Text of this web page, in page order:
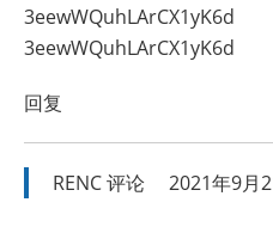
3eewWQuhLArCX1yK6d
3eewWQuhLArCX1yK6d
回复
RENC评论 2021年9月